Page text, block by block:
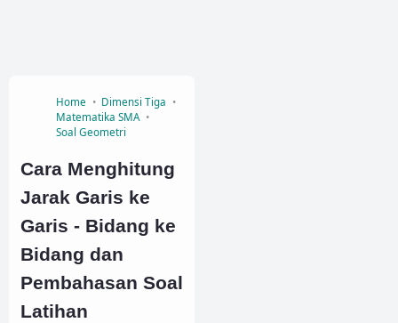
Home
Dimensi Tiga
Matematika SMA
Soal Geometri
Cara Menghitung
Jarak Garis ke
Garis - Bidang ke
Bidang dan
Pembahasan Soal
Latihan